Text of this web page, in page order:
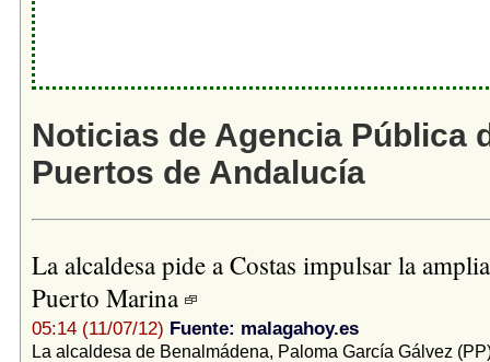
Noticias de Agencia Pública
Puertos de Andalucía
La alcaldesa pide a Costas impulsar la
Puerto Marina
05:14 (11/07/12) Fuente: malagahoy.es
La alcaldesa de Benalmádena, Paloma García Gálvez